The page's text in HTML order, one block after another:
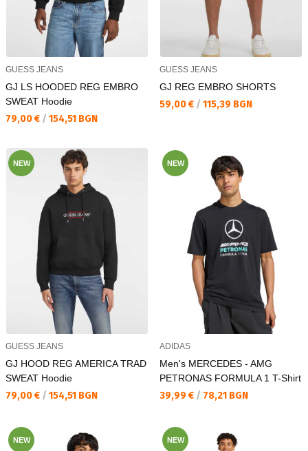
GUESS JEANS
GJ LS HOODED REG EMBRO
SWEAT Hoodie
Текуща цена:
79,00 € / 154,51 BGN
GUESS JEANS
GJ REG EMBRO SHORTS
Текуща цена:
59,00 € / 115,39 BGN
NEW
GUESS JEANS
GJ HOOD REG AMERICA TRAD
SWEAT Hoodie
Текуща цена:
79,00 € / 154,51 BGN
NEW
ADIDAS
Men's MERCEDES - AMG
PETRONAS FORMULA 1 T-Shirt
Текуща цена:
39,99 € / 78,21 BGN
NEW NEW